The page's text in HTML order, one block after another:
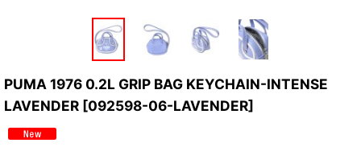
PUMA 1976 0.2L GRIP BAG KEYCHAIN-INTENSE
LAVENDER [092598-06-LAVENDER]